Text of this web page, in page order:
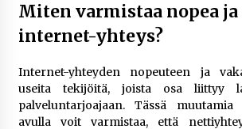
Miten varmistaa nopea ja
internet-yhteys?
Internet-yhteyden nopeuteen ja
useita tekijöitä, joista osa liittyy
palveluntarjoajaan. Tässä
avulla voit varmistaa, että